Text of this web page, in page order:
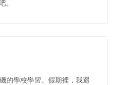
。
的學校學習。假期裡，我遇